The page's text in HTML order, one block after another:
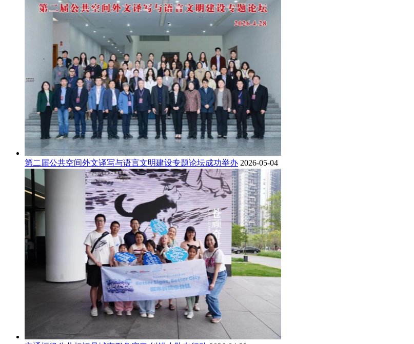
第二届公共空间外文译写与语言文明建设专题论坛成功举办 2026-05-04